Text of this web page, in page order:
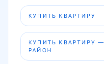
КУПИТЬ КВАРТИРУ
КУПИТЬ КВАРТИРУ
РАЙОН